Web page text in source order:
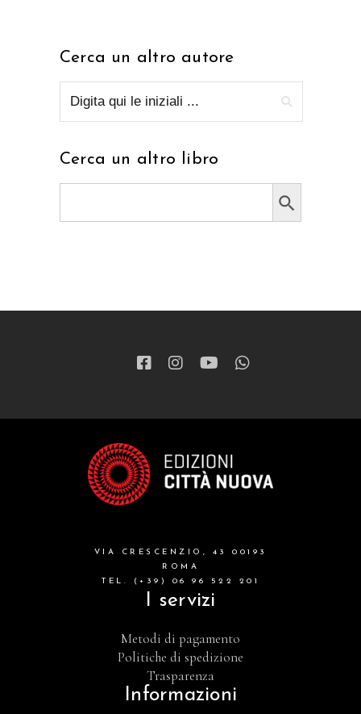
Cerca un altro autore
Cerca un altro libro
Search Button
VIA CRESCENZIO, 43 00193
ROMA
TEL. (+39) 06 96 522 201
I servizi
Metodi di pagamento
Politiche di spedizione
Trasparenza
Informazioni